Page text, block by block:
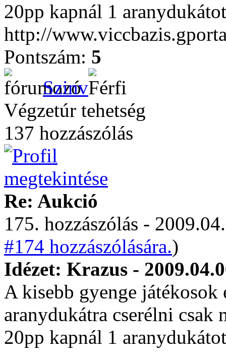
20pp kapnál 1
http://
Pontszám: 5
Szinv
Végzetúr tehetség
137 hozzászólás
Re: Aukció
175. hozzászólás -
#174 hozzászólására.)
Idézet: Krazus -
A kisebb gyenge játékosok
aranydukátra cserélni csak
20pp kapnál 1